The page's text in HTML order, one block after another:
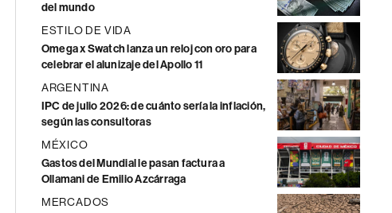
del mundo
ESTILO DE VIDA
Omega x Swatch lanza un reloj con oro para
celebrar el alunizaje del Apollo 11
ARGENTINA
IPC de julio 2026: de cuánto sería la inflación,
según las consultoras
MÉXICO
Gastos del Mundial le pasan factura a
Ollamani de Emilio Azcárraga
MERCADOS